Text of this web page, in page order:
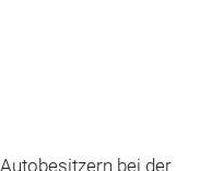
bei der